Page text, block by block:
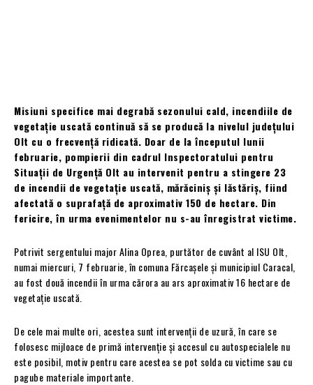
Misiuni specifice mai degrabă sezonului cald, incendiile de
vegetație uscată continuă să se producă la nivelul județului
Olt cu o frecvență ridicată. Doar de la începutul lunii
februarie, pompierii din cadrul Inspectoratului pentru
Situații de Urgență Olt au intervenit pentru a stingere 23
de incendii de vegetație uscată, mărăciniș și lăstăriș, fiind
afectată o suprafață de aproximativ 150 de hectare. Din
fericire, în urma evenimentelor nu s-au înregistrat victime.
Potrivit sergentului major Alina Oprea, purtător de cuvânt al ISU Olt,
numai miercuri, 7 februarie, în comuna Fărcașele și municipiul Caracal,
au fost două incendii în urma cărora au ars aproximativ 16 hectare de
vegetație uscată.
De cele mai multe ori, acestea sunt intervenții de uzură, în care se
folosesc mijloace de primă intervenție și accesul cu autospecialele nu
este posibil, motiv pentru care acestea se pot solda cu victime sau cu
pagube materiale importante.